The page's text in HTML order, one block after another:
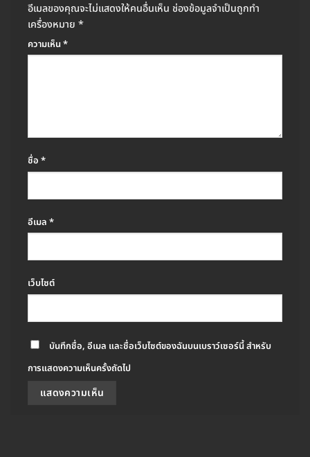
อีเมลของคุณจะไม่แสดงให้คนอื่นเห็น ช่องข้อมูลจำเป็นถูกทำ
เครื่องหมาย *
ความเห็น*
ชื่อ *
อีเมล *
เว็บไซต์
บันทึกชื่อ, อีเมล และชื่อเว็บไซต์ของฉันบนเบราว์เซอร์นี้ สำหรับ
การแสดงความเห็นครั้งถัดไป